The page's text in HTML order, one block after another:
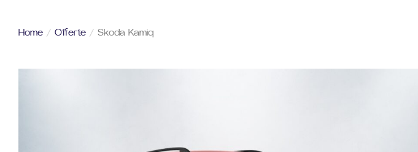
Home / Offerte / Skoda Kamiq